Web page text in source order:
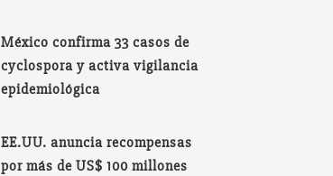
México confirma 33 casos de
cyclospora y activa vigilancia
epidemiológica
EE.UU. anuncia recompensas
por más de US$ 100 millones